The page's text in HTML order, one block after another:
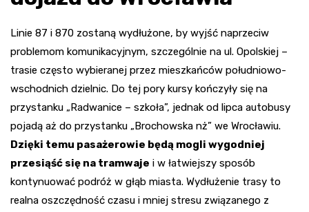
Linie 87 i 870 zostaną wydłużone, by wyjść naprzeciw
problemom komunikacyjnym, szczególnie na ul. Opolskiej –
trasie często wybieranej przez mieszkańców południowo-
wschodnich dzielnic. Do tej pory kursy kończyły się na
przystanku „Radwanice – szkoła”, jednak od lipca autobusy
pojadą aż do przystanku „Brochowska nż” we Wrocławiu.
Dzięki temu pasażerowie będą mogli wygodniej
przesiąść się na tramwaje i w łatwiejszy sposób
kontynuować podróż w głąb miasta. Wydłużenie trasy to
realna oszczędność czasu i mniej stresu związanego z